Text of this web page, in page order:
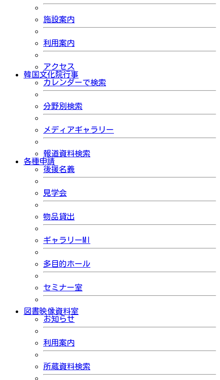
施設案内
利用案内
アクセス
韓国文化院行事
カレンダーで検索
分野別検索
メディアギャラリー
報道資料検索
各種申請
後援名義
見学会
物品貸出
ギャラリーMI
多目的ホール
セミナー室
図書映像資料室
お知らせ
利用案内
所蔵資料検索